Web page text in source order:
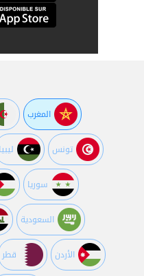
المغرب
تونس ليبيا
سوريا
السعودية
اﻷردن قطر